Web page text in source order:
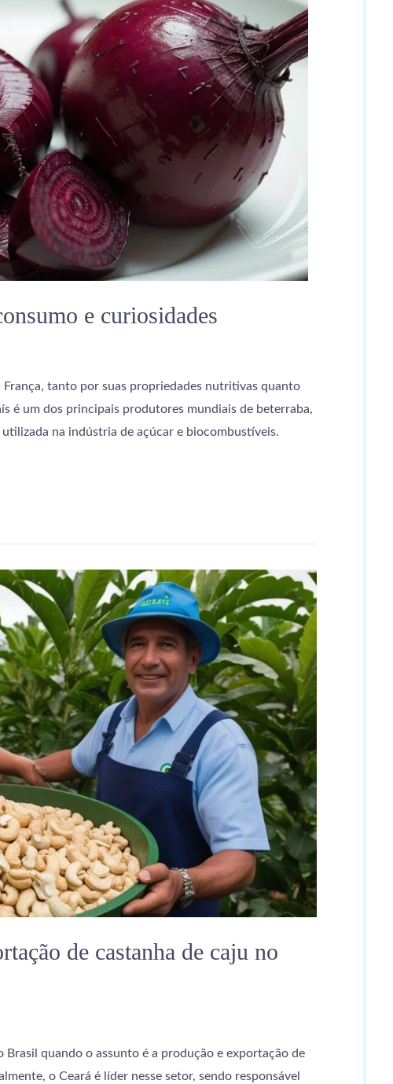
e curiosidades
tanto por suas propriedades nutritivas quanto
é um dos principais produtores mundiais de beterraba,
na indústria de açúcar e biocombustíveis.
de castanha de caju no
quando o assunto é a produção e exportação de
o Ceará é líder nesse setor, sendo responsável